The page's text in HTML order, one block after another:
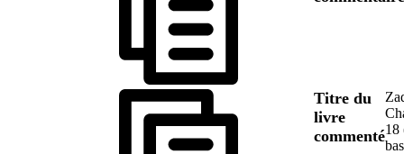
Titre du
livre
commenté18